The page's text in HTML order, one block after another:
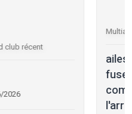
ulm 3
ailes métalique
fuselage
composite